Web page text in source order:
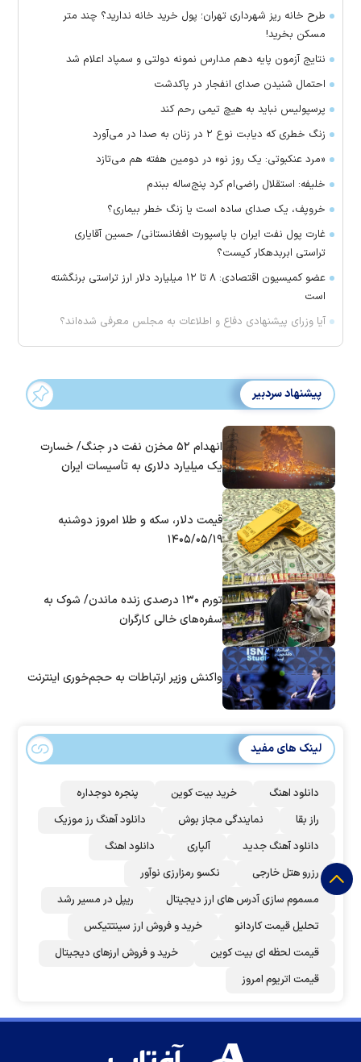
طرح خانه ریز شهرداری تهران؛ پول خرید خانه ندارید؟ چند متر
مسکن بخرید!
نتایج آزمون پایه دهم مدارس نمونه دولتی و سمپاد اعلام شد
احتمال شنیدن صدای انفجار در پاکدشت
پرسپولیس نباید به هیچ تیمی رحم کند
زنگ خطری که دیابت نوع ۲ در زنان به صدا در می‌آورد
«مرد عنکبوتی: یک روز نو» در دومین هفته هم می‌تازد
خلیفه: استقلال راضی‌ام کرد پنج‌ساله ببندم
خروپف، یک صدای ساده است یا زنگ خطر بیماری؟
غارت پول نفت ایران با پاسپورت افغانستانی/ حسین آقایاری
تراستی ابربدهکار کیست؟
عضو کمیسیون اقتصادی: ۸ تا ۱۲ میلیارد دلار ارز تراستی برنگشته
است
آیا وزرای پیشنهادی دفاع و اطلاعات به مجلس معرفی شده‌اند؟
پیشنهاد سردبیر
انهدام ۵۲ مخزن نفت در جنگ/ خسارت
یک میلیارد دلاری به تأسیسات ایران
قیمت دلار، سکه و طلا امروز دوشنبه
۱۴۰۵/۰۵/۱۹
تورم ۱۳۰ درصدی زنده ماندن/ شوک به
سفره‌های خالی کارگران
واکنش وزیر ارتباطات به حجم‌خوری اینترنت
لینک های مفید
دانلود اهنگ خرید بیت کوین
پنجره دوجداره
راز بقا
نمایندگی مجاز بوش
دانلود آهنگ رز‌ موزیک
دانلود آهنگ جدید
آلپاری
دانلود اهنگ
رزرو هتل خارجی
نکسو رمزارزی نوآور
مسموم سازی آدرس های ارز دیجیتال
ریپل در مسیر رشد
تحلیل قیمت کاردانو
خرید و فروش ارز سینتتیکس
قیمت لحظه ای بیت کوین
خرید و فروش ارزهای دیجیتال
قیمت اتریوم امروز